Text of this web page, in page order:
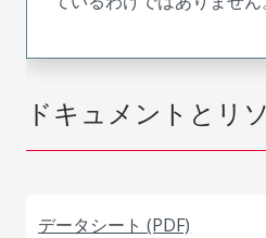
ドキュメントとリ
データシート (PDF)